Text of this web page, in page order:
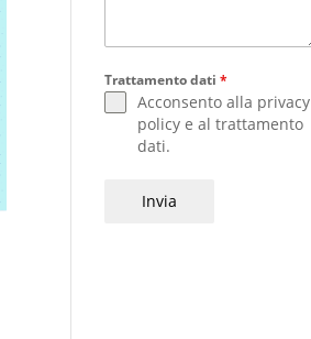
Trattamento dati*
Acconsento alla privacy
policy e altrattamento
dati.
Invia